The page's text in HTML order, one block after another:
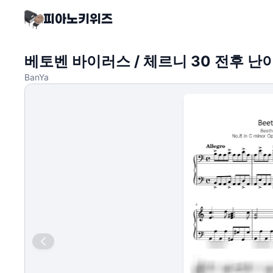
베토벤 바이러스 / 체르니 30 전후 난
BanYa